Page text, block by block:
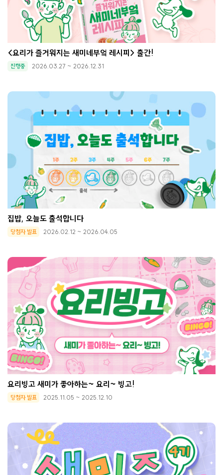
<요리가 즐거워지는 새미네부엌 레시피> 출간!
진행중 2026.03.27 ~ 2026.12.31
집밥, 오늘도 출석합니다
당첨자 발표 2026.02.12 ~ 2026.04.05
요리빙고 새미가 좋아하는~ 요리~ 빙고!
당첨자 발표 2025.11.05 ~ 2025.12.10